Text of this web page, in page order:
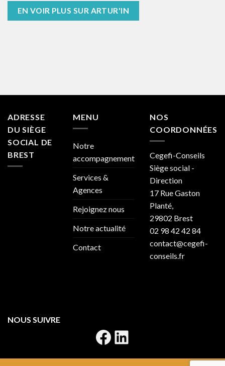
EN VOIR PLUS SUR ARTUR'IN
ADRESSE
DU SIÈGE
SOCIAL DE
BREST
MENU
Notre
accompagnement
Services &
Agences
Rejoignez nous
Notre actualité
Contact
NOS
COORDONNÉES
Cegefi-Conseils
Siège social -
Direction
17 Rue Gaston
Planté,
29802 Brest
02 98 42 42 84
contact@cegefi-
conseils.fr
NOUS SUIVRE
Facebook
LinkedIn